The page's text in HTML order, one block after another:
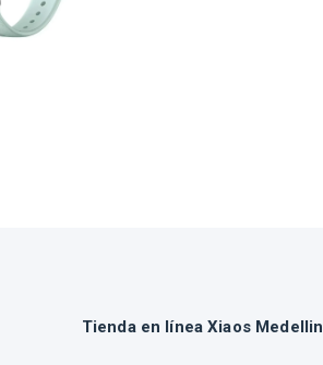
Tienda en línea Xiaos Medellin